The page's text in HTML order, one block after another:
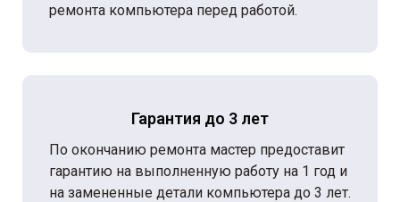
ремонта компьютера перед работой.
Гарантия до 3 лет
По окончанию ремонта мастер предоставит
гарантию на выполненную работу на 1 год и
на замененные детали компьютера до 3 лет.